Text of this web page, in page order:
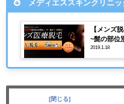
メディエススキンクリニ
【メンズ
~髭の部位
2019.1.18
[閉じる]